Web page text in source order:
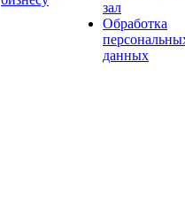
зал
Обработка
данных